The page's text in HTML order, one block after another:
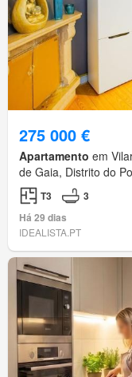
275 000 €
Apartamento em
de Gaia, Distrito do
T3
3
Há 29 dias
IDEALISTA.PT